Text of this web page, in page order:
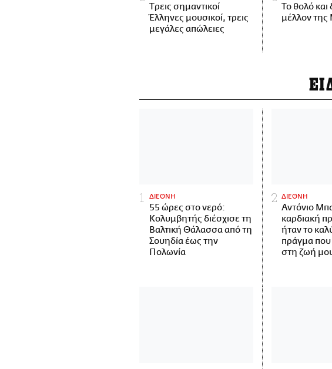
Tρεις σημαντικοί
Έλληνες μουσικοί, τρεις
μεγάλες απώλειες
Το θολό
μέλλον της
ΔΙΕΘΝΗ
55 ώρες στο νερό:
Κολυμβητής διέσχισε τη
Βαλτική Θάλασσα από τη
Σουηδία έως την
Πολωνία
ΔΙΕΘΝΗ
Αντόνιο
καρδιακή
ήταν το
πράγμα
στη ζωή